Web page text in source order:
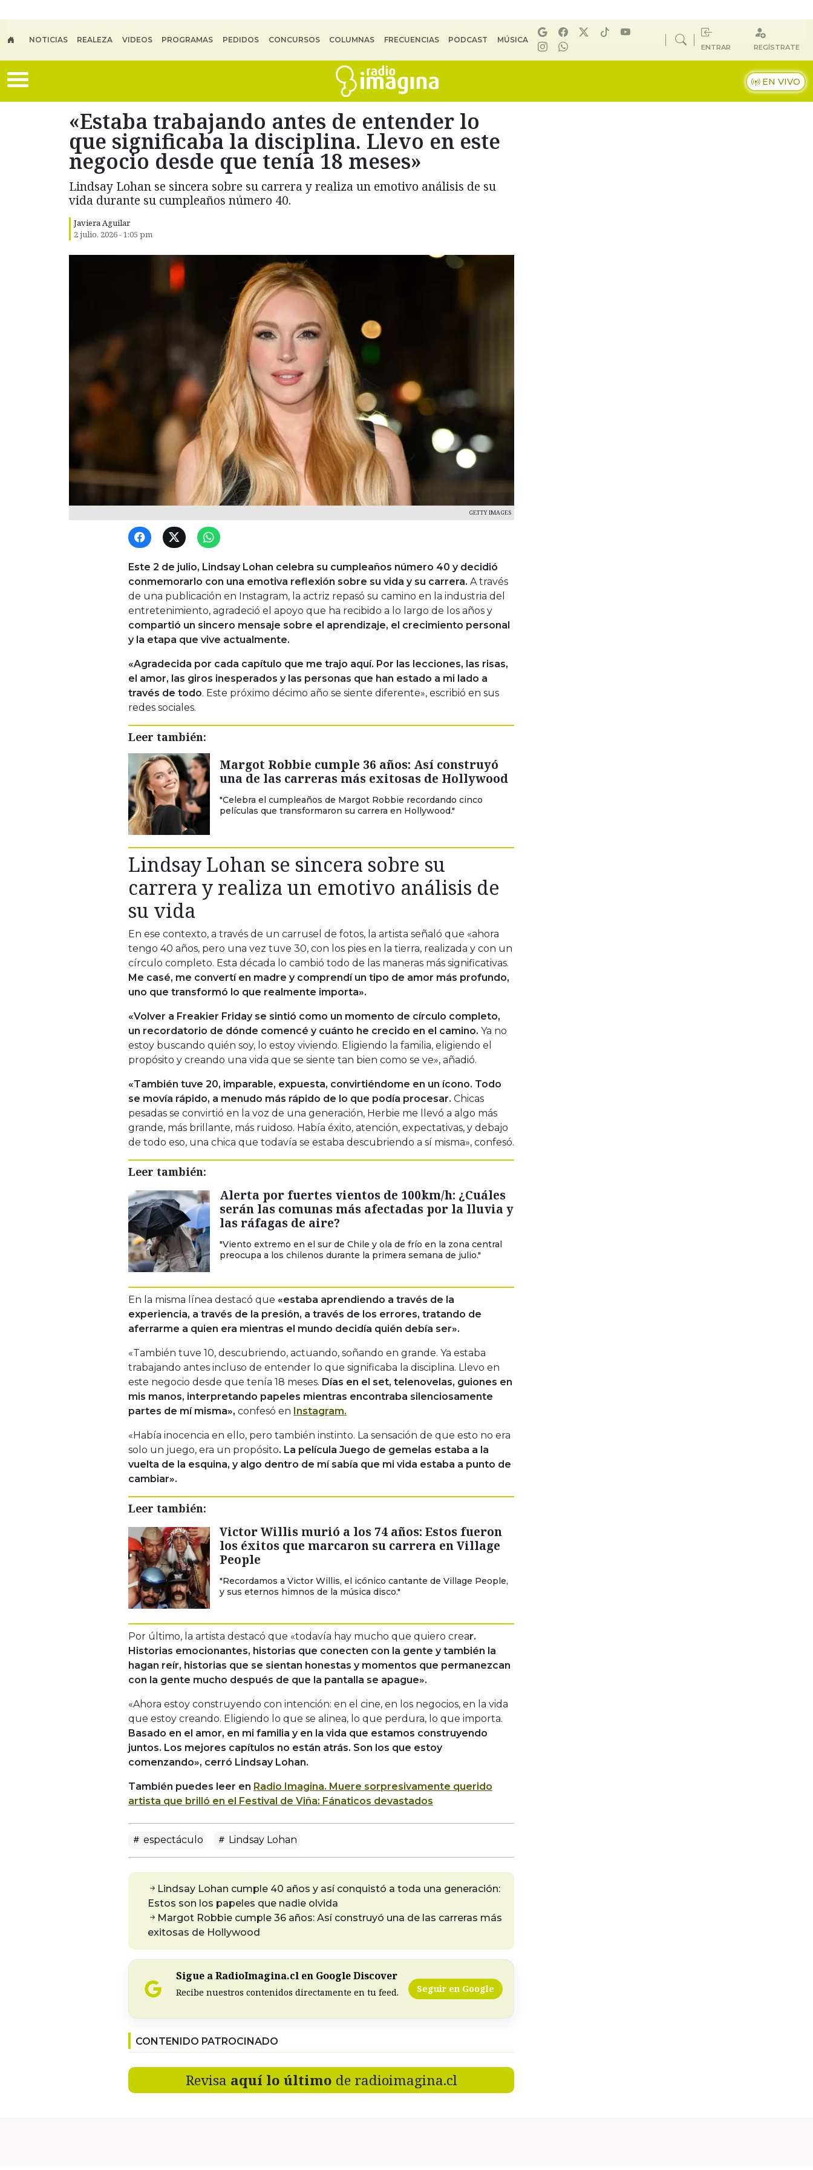
NOTICIAS REALEZA VIDEOS PROGRAMAS PEDIDOS CONCURSOS COLUMNAS FRECUENCIAS PODCAST MÚSICA
ENTRAR REGÍSTRATE
EN VIVO
«Estaba trabajando antes de entender lo
que significaba la disciplina. Llevo en este
negocio desde que tenía 18 meses»
Lindsay Lohan se sincera sobre su carrera y realiza un emotivo análisis de su
vida durante su cumpleaños número 40.
Javiera Aguilar
2 julio, 2026 - 1:05 pm
GETTY IMAGES
Este 2 de julio, Lindsay Lohan celebra su cumpleaños número 40 y decidió
conmemorarlo con una emotiva reflexión sobre su vida y su carrera. A través
de una publicación en Instagram, la actriz repasó su camino en la industria del
entretenimiento, agradeció el apoyo que ha recibido a lo largo de los años y
compartió un sincero mensaje sobre el aprendizaje, el crecimiento personal
y la etapa que vive actualmente.
«Agradecida por cada capítulo que me trajo aquí. Por las lecciones, las risas,
el amor, las giros inesperados y las personas que han estado a mi lado a
través de todo. Este próximo décimo año se siente diferente», escribió en sus
redes sociales.
Leer también:
Margot Robbie cumple 36 años: Así construyó
una de las carreras más exitosas de Hollywood
"Celebra el cumpleaños de Margot Robbie recordando cinco
películas que transformaron su carrera en Hollywood."
Lindsay Lohan se sincera sobre su
carrera y realiza un emotivo análisis de
su vida
En ese contexto, a través de un carrusel de fotos, la artista señaló que «ahora
tengo 40 años, pero una vez tuve 30, con los pies en la tierra, realizada y con un
círculo completo. Esta década lo cambió todo de las maneras más significativas.
Me casé, me convertí en madre y comprendí un tipo de amor más profundo,
uno que transformó lo que realmente importa».
«Volver a Freakier Friday se sintió como un momento de círculo completo,
un recordatorio de dónde comencé y cuánto he crecido en el camino. Ya no
estoy buscando quién soy, lo estoy viviendo. Eligiendo la familia, eligiendo el
propósito y creando una vida que se siente tan bien como se ve», añadió.
«También tuve 20, imparable, expuesta, convirtiéndome en un ícono. Todo
se movía rápido, a menudo más rápido de lo que podía procesar. Chicas
pesadas se convirtió en la voz de una generación, Herbie me llevó a algo más
grande, más brillante, más ruidoso. Había éxito, atención, expectativas, y debajo
de todo eso, una chica que todavía se estaba descubriendo a sí misma», confesó.
Leer también:
Alerta por fuertes vientos de 100km/h: ¿Cuáles
serán las comunas más afectadas por la lluvia y
las ráfagas de aire?
"Viento extremo en el sur de Chile y ola de frío en la zona central
preocupa a los chilenos durante la primera semana de julio."
En la misma línea destacó que «estaba aprendiendo a través de la
experiencia, a través de la presión, a través de los errores, tratando de
aferrarme a quien era mientras el mundo decidía quién debía ser».
«También tuve 10, descubriendo, actuando, soñando en grande. Ya estaba
trabajando antes incluso de entender lo que significaba la disciplina. Llevo en
este negocio desde que tenía 18 meses. Días en el set, telenovelas, guiones en
mis manos, interpretando papeles mientras encontraba silenciosamente
partes de mí misma», confesó en Instagram.
«Había inocencia en ello, pero también instinto. La sensación de que esto no era
solo un juego, era un propósito. La película Juego de gemelas estaba a la
vuelta de la esquina, y algo dentro de mí sabía que mi vida estaba a punto de
cambiar».
Leer también:
Victor Willis murió a los 74 años: Estos fueron
los éxitos que marcaron su carrera en Village
People
"Recordamos a Victor Willis, el icónico cantante de Village People,
y sus eternos himnos de la música disco."
Por último, la artista destacó que «todavía hay mucho que quiero crear.
Historias emocionantes, historias que conecten con la gente y también la
hagan reír, historias que se sientan honestas y momentos que permanezcan
con la gente mucho después de que la pantalla se apague».
«Ahora estoy construyendo con intención: en el cine, en los negocios, en la vida
que estoy creando. Eligiendo lo que se alinea, lo que perdura, lo que importa.
Basado en el amor, en mi familia y en la vida que estamos construyendo
juntos. Los mejores capítulos no están atrás. Son los que estoy
comenzando», cerró Lindsay Lohan.
También puedes leer en Radio Imagina. Muere sorpresivamente querido
artista que brilló en el Festival de Viña: Fánaticos devastados
espectáculo Lindsay Lohan
Lindsay Lohan cumple 40 años y así conquistó a toda una generación:
Estos son los papeles que nadie olvida
Margot Robbie cumple 36 años: Así construyó una de las carreras más
exitosas de Hollywood
Sigue a RadioImagina.cl en Google Discover
Recibe nuestros contenidos directamente en tu feed. Seguir en Google
CONTENIDO PATROCINADO
Revisa aquí lo último de radioimagina.cl